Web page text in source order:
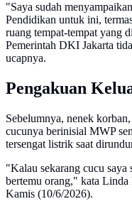
"Saya sudah
Pendidikan untuk ini,
ruang tempat-tempat yang
Pemerintah DKI Jakarta
ucapnya.
Pengakuan
Sebelumnya, nenek
cucunya berinisial MWP
tersengat listrik saat
"Kalau sekarang cucu saya
bertemu orang," kata
Kamis (10/6/2026).